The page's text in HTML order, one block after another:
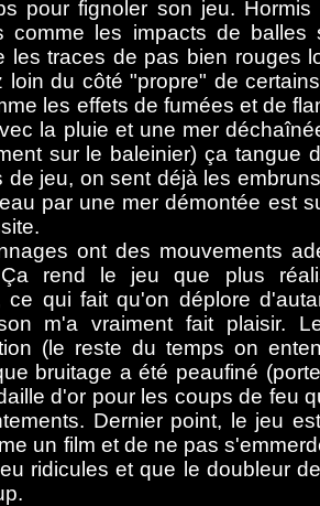
pour fignoler son jeu.
comme les impacts de
les traces de pas bien rouges
loin du côté "propre" de
les effets de fumées et de
la pluie et une mer
sur le baleinier) ça
de jeu, on sent déjà les
par une mer démontée est
ont des mouvements
rend le jeu que plus
ce qui fait qu'on déplore
m'a vraiment fait plaisir.
(le reste du temps on
bruitage a été peaufiné
d'or pour les coups de feu
Dernier point, le jeu
un film et de ne pas
ridicules et que le doubleur